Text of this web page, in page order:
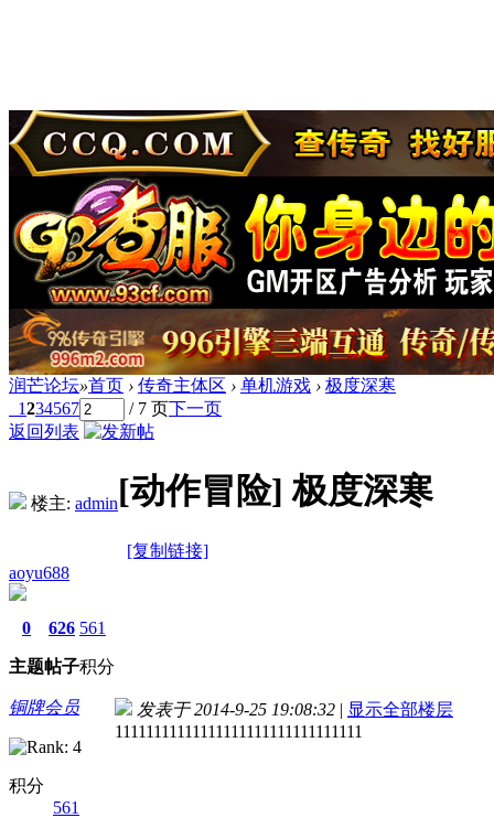
润芒论坛»首页 › 传奇主体区 › 单机游戏 › 极度深寒
1234567 / 7 页下一页
返回列表
楼主: admin[动作冒险]极度深寒
[复制链接]
aoyu688
0
主题
626
帖子
561
积分
铜牌会员
积分
561
发表于 2014-9-25 19:08:32 | 显示全部楼层
11111111111111111111111111111111